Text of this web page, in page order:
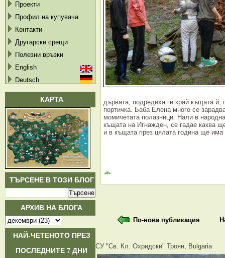
Проекти
Профил на купувача
Контакти
Другарски срещи
Полезни връзки
English
Deutsch
КАРТА
ТЪРСЕНЕ В ТОЗИ БЛОГ
АРХИВ НА БЛОГА
НАЙ-ЧЕТЕНОТО ПРЕЗ
ПОСЛЕДНИТЕ 7 ДНИ
дървата, подредиха ги край къщата й,
портичка. Баба Елена много се
момичетата полазници. Нали в
къщата на Игнажден, се гадае каква
и в къщата през цялата година ще има
По-нова публикация
СУ "Св. Кл. Охридски" Троян, Bulgaria